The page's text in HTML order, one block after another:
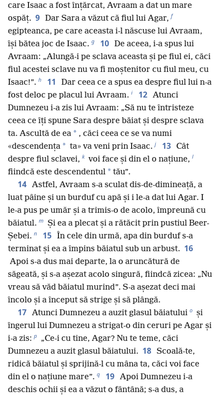
care Isaac a fost înțărcat, Avraam a dat un mare
ospăț. 9 Dar Sara a văzut că fiul lui Agar, f
egipteanca, pe care aceasta i-l născuse lui Avraam,
își bătea joc de Isaac. g 10 De aceea, i-a spus lui
Avraam: „Alungă-i pe sclava aceasta și pe fiul ei, căci
fiul acestei sclave nu va fi moștenitor cu fiul meu, cu
Isaac!”. h 11
Dar ceea ce a spus ea despre fiul lui n-a
fost deloc pe placul lui Avraam. i 12 Atunci
Dumnezeu i-a zis lui Avraam: „Să nu te întristeze
ceea ce îți spune Sara despre băiat și despre sclava
ta. Ascultă de ea * , căci ceea ce se va numi
«descendența * ta» va veni prin Isaac. j 13 Cât
despre fiul sclavei, k voi face și din el o națiune, l
fiindcă este descendentul * tău”.
14 Astfel, Avraam s-a sculat dis-de-dimineață, a
luat pâine și un burduf cu apă și i le-a dat lui Agar. I
le-a pus pe umăr și a trimis-o de acolo, împreună cu
băiatul. m Și ea a plecat și a rătăcit prin pustiul Beer-
Șebei. n 15 În cele din urmă, apa din burduf s-a
terminat și ea a împins băiatul sub un arbust. 16
Apoi s-a dus mai departe, la o aruncătură de
săgeată, și s-a așezat acolo singură, fiindcă zicea: „Nu
vreau să văd băiatul murind”. S-a așezat deci mai
încolo și a început să strige și să plângă.
17 Atunci Dumnezeu a auzit glasul băiatului o și
îngerul lui Dumnezeu a strigat-o din ceruri pe Agar și
i-a zis: p „Ce-i cu tine, Agar? Nu te teme, căci
Dumnezeu a auzit glasul băiatului. 18 Scoală-te,
ridică băiatul și sprijină-l cu mâna ta, căci voi face
din el o națiune mare”. q 19 Apoi Dumnezeu i-a
deschis ochii și ea a văzut o fântână; s-a dus, a